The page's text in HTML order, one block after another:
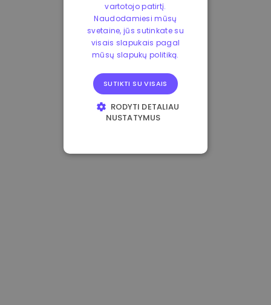
vartotojo patirtį.
Naudodamiesi mūsų
svetaine, jūs sutinkate su
visais slapukais pagal
mūsų slapukų politiką.
SUTIKTI SU VISAIS
RODYTI DETALIAU
NUSTATYMUS